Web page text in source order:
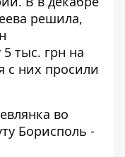
решила,
тыс. грн на
с них просили
во
Борисполь -